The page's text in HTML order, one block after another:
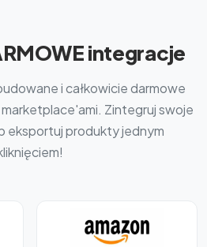
integracje
i całkowicie darmowe
Zintegruj swoje
eksportuj produkty jednym